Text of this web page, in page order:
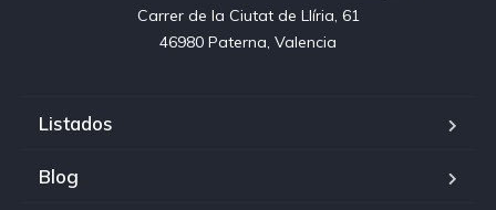
Carrer de la Ciutat de Llíria, 61
46980 Paterna, Valencia
Listados
Blog